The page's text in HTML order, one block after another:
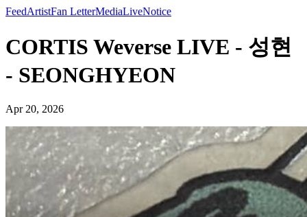
FeedArtistFan LetterMediaLiveNotice
CORTIS Weverse LIVE - 성현
- SEONGHYEON
Apr 20, 2026